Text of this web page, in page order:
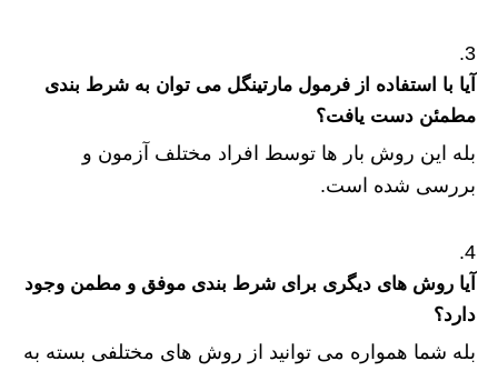
آیا با استفاده از فرمول مارتینگل می توان به شرط بندی
مطمئن دست یافت؟
بله این روش بار ها توسط افراد مختلف آزمون و
بررسی شده است.
آیا روش های دیگری برای شرط بندی موفق و مطمن وجود
دارد؟
بله شما همواره می توانید از روش های مختلفی بسته به